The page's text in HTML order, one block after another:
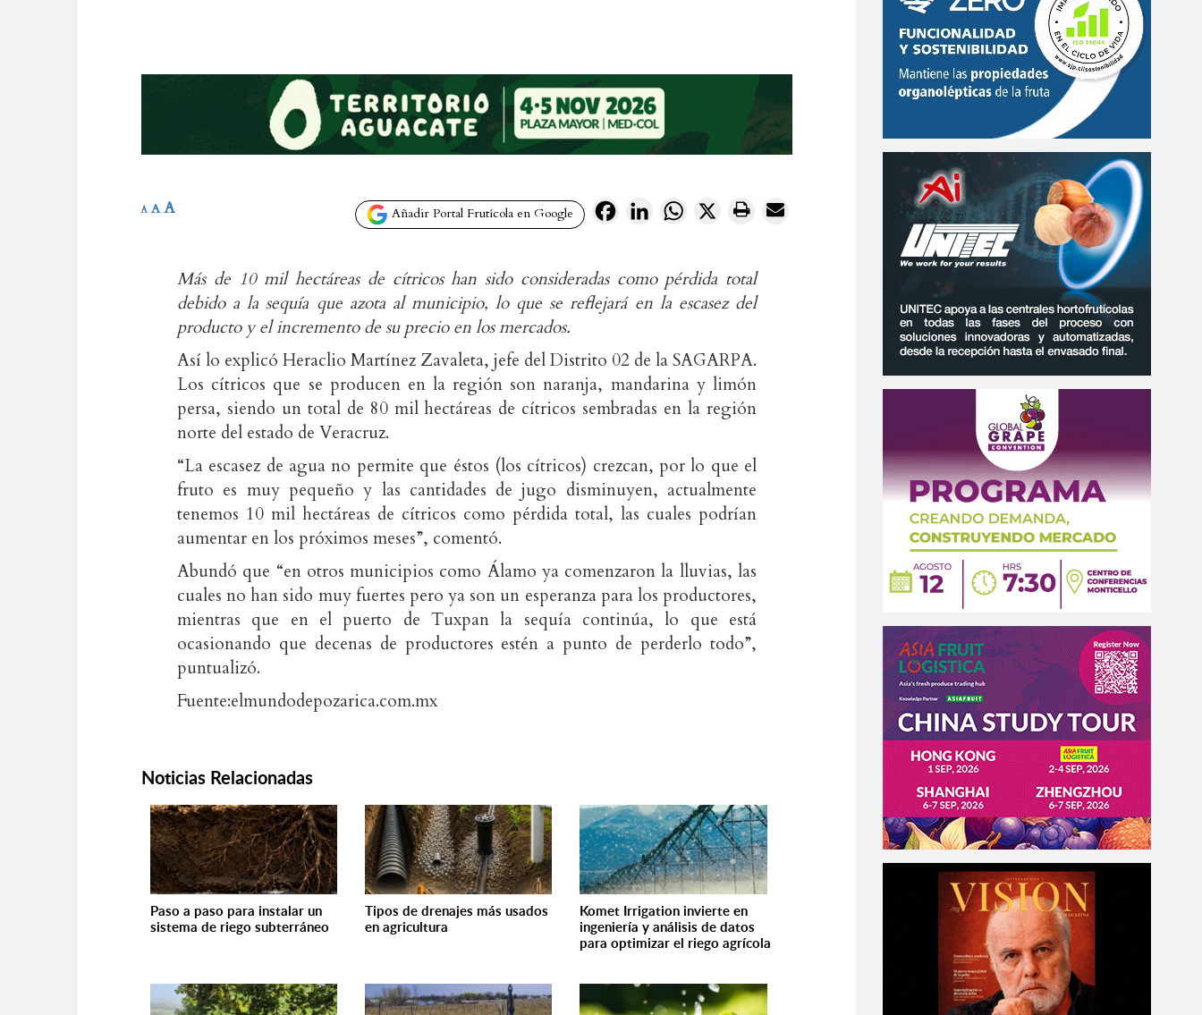
Añadir Portal Frutícola en Google FacebookLinkedInWhatsApp
X
A A A
Más de 10 mil hectáreas de cítricos han sido consideradas como pérdida total
debido a la sequía que azota al municipio, lo que se reflejará en la escasez del
producto y el incremento de su precio en los mercados.
Así lo explicó Heraclio Martínez Zavaleta, jefe del Distrito 02 de la SAGARPA.
Los cítricos que se producen en la región son naranja, mandarina y limón
persa, siendo un total de 80 mil hectáreas de cítricos sembradas en la región
norte del estado de Veracruz.
“La escasez de agua no permite que éstos (los cítricos) crezcan, por lo que el
fruto es muy pequeño y las cantidades de jugo disminuyen, actualmente
tenemos 10 mil hectáreas de cítricos como pérdida total, las cuales podrían
aumentar en los próximos meses”, comentó.
Abundó que “en otros municipios como Álamo ya comenzaron la lluvias, las
cuales no han sido muy fuertes pero ya son un esperanza para los productores,
mientras que en el puerto de Tuxpan la sequía continúa, lo que está
ocasionando que decenas de productores estén a punto de perderlo todo”,
puntualizó.
Fuente:elmundodepozarica.com.mx
Noticias Relacionadas
Paso a paso para instalar un
sistema de riego subterráneo
Tipos de drenajes más usados
en agricultura
Komet Irrigation invierte en
ingeniería y análisis de datos
para optimizar el riego agrícola